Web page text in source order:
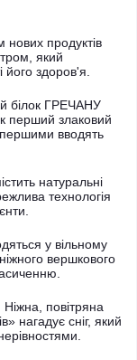
продуктів
який
його здоров'я.
білок ГРЕЧАНУ
перший злаковий
вводять
натуральні
технологія
у вільному
вершкового
повітряна
нагадує сніг, який